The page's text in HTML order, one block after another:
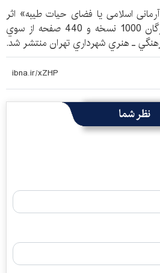
اسلامی یا فضای حیات طیبه» اثر
دكتر محمد نقي‌زاده با شمارگان 1000 نسخه و 440 صفحه از سوي
ـ هنري شهرداري تهران منتشر شد.
نظر شما